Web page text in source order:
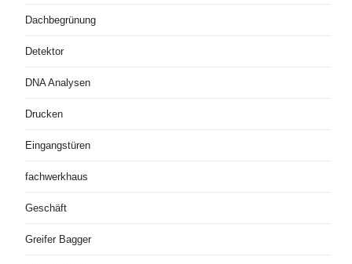
Dachbegrünung
Detektor
DNA Analysen
Drucken
Eingangstüren
fachwerkhaus
Geschäft
Greifer Bagger